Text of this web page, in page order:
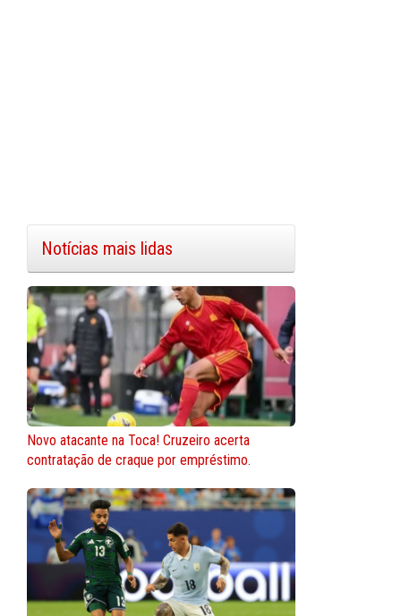
Notícias mais lidas
Novo atacante na Toca! Cruzeiro acerta
contratação de craque por empréstimo.